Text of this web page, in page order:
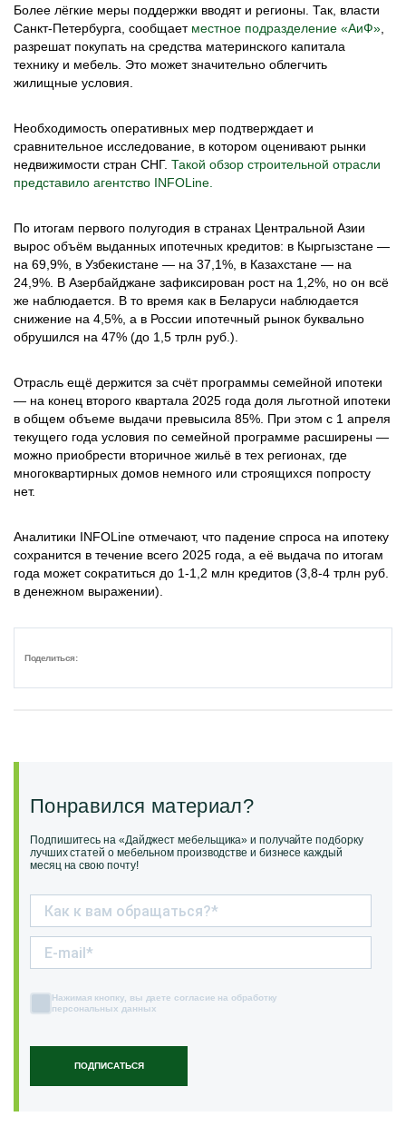
Более лёгкие меры поддержки вводят и регионы. Так, власти
Санкт-Петербурга, сообщает местное подразделение «АиФ»
разрешат покупать на средства материнского капитала
технику и мебель. Это может значительно облегчить
жилищные условия.
Необходимость оперативных мер подтверждает и
сравнительное исследование, в котором оценивают рынки
недвижимости стран СНГ. Такой обзор строительной отрасли
представило агентство INFOLine.
По итогам первого полугодия в странах Центральной Азии
вырос объём выданных ипотечных кредитов: в Кыргызстане —
на 69,9%, в Узбекистане — на 37,1%, в Казахстане — на
24,9%. В Азербайджане зафиксирован рост на 1,2%, но он всё
же наблюдается. В то время как в Беларуси наблюдается
снижение на 4,5%, а в России ипотечный рынок буквально
обрушился на 47% (до 1,5 трлн руб.).
Отрасль ещё держится за счёт программы семейной ипотеки
— на конец второго квартала 2025 года доля льготной ипотеки
в общем объеме выдачи превысила 85%. При этом с 1 апреля
текущего года условия по семейной программе расширены —
можно приобрести вторичное жильё в тех регионах, где
многоквартирных домов немного или строящихся попросту
нет.
Аналитики INFOLine отмечают, что падение спроса на ипотеку
сохранится в течение всего 2025 года, а её выдача по итогам
года может сократиться до 1-1,2 млн кредитов (3,8-4 трлн руб.
в денежном выражении).
Поделиться:
Понравился материал?
Подпишитесь на «Дайджест мебельщика» и получайте подборку
лучших статей о мебельном производстве и бизнесе каждый
месяц на свою почту!
ПОДПИСАТЬСЯ
Нажимая кнопку, вы даете согласие на обработку
персональных данных